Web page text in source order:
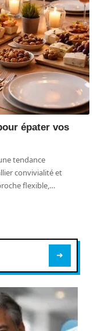
épater vos
tendance
convivialité et
flexible,…